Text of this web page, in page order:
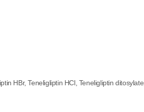
HBr, Teneligliptin HCl, Teneligliptin ditosylate,,